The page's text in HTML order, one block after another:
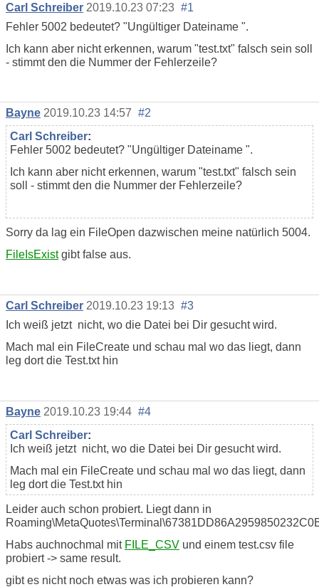
Carl Schreiber 2019.10.23 07:23 #1
Fehler 5002 bedeutet? "Ungültiger Dateiname ".
Ich kann aber nicht erkennen, warum "test.txt" falsch sein soll
- stimmt den die Nummer der Fehlerzeile?
Bayne 2019.10.23 14:57 #2
Carl Schreiber:
Fehler 5002 bedeutet? "Ungültiger Dateiname ".
Ich kann aber nicht erkennen, warum "test.txt" falsch sein
soll - stimmt den die Nummer der Fehlerzeile?
Sorry da lag ein FileOpen dazwischen meine natürlich 5004.
FileIsExistgibt false aus.
Carl Schreiber 2019.10.23 19:13 #3
Ich weiß jetzt nicht, wo die Datei bei Dir gesucht wird.
Mach mal ein FileCreate und schau mal wo das liegt, dann
leg dort die Test.txt hin
Bayne 2019.10.23 19:44 #4
Carl Schreiber:
Ich weiß jetzt nicht, wo die Datei bei Dir gesucht wird.
Mach mal ein FileCreate und schau mal wo das liegt, dann
leg dort die Test.txt hin
Leider auch schon probiert. Liegt dann in
Habs auchnochmal mit FILE_CSV und einem test.csv file
probiert -> same result.
gibt es nicht noch etwas was ich probieren kann?